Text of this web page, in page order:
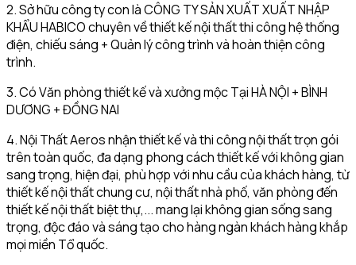
2. Sở hữu công ty con là CÔNG TY SẢN XUẤT XUẤT NHẬP
KHẨU HABICO chuyên về thiết kế nội thất thi công hệ thống
điện, chiếu sáng + Quản lý công trình và hoàn thiện công
trình.
3. Có Văn phòng thiết kế và xưởng mộc Tại HÀ NỘI + BÌNH
DƯƠNG + ĐỒNG NAI
4. Nội Thất Aeros nhận thiết kế và thi công nội thất trọn gói
trên toàn quốc, đa dạng phong cách thiết kế với không gian
sang trọng, hiện đại, phù hợp với nhu cầu của khách hàng, từ
thiết kế nội thất chung cư, nội thất nhà phố, văn phòng đến
thiết kế nội thất biệt thự,... mang lại không gian sống sang
trọng, độc đáo và sáng tạo cho hàng ngàn khách hàng khắp
mọi miền Tổ quốc.